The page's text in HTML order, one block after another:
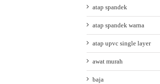
atap spandek
atap spandek warna
atap upvc single layer
awat murah
baja